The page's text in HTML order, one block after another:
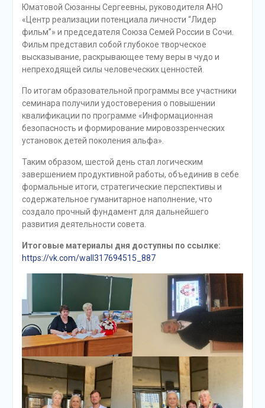
Юматовой Сюзанны Сергеевны, руководителя АНО
«Центр реализации потенциала личности “Лидер
фильм”» и председателя Союза Семей России в Сочи.
Фильм представил собой глубокое творческое
высказывание, раскрывающее тему веры в чудо и
непреходящей силы человеческих ценностей.
По итогам образовательной программы все участники
семинара получили удостоверения о повышении
квалификации по программе «Информационная
безопасность и формирование мировоззренческих
установок детей поколения альфа».
Таким образом, шестой день стал логическим
завершением продуктивной работы, объединив в себе
формальные итоги, стратегические перспективы и
содержательное гуманитарное наполнение, что
создало прочный фундамент для дальнейшего
развития деятельности совета.
Итоговые материалы дня доступны по ссылке:
https://vk.com/wall317694515_887